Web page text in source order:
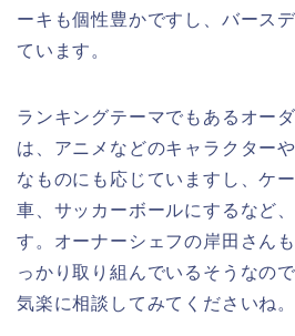
ーキも個性豊かですし、バース
ています。
ランキングテーマでもあるオー
は、アニメなどのキャラクター
なものにも応じていますし、ケ
車、サッカーボールにするなど
す。オーナーシェフの岸田さん
っかり取り組んでいるそうなの
気楽に相談してみてくださいね。